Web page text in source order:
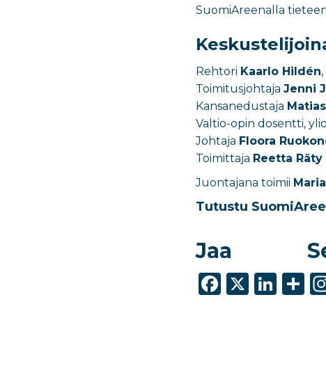
SuomiAreenalla
Rehtori Kaarlo Hildén
Toimitusjohtaja Jenni
Kansanedustaja
Valtio-opin dosentti,
Johtaja Floora
Toimittaja Reetta Räty
Juontajana toimii
Tutustu
Jaa
F X Li S